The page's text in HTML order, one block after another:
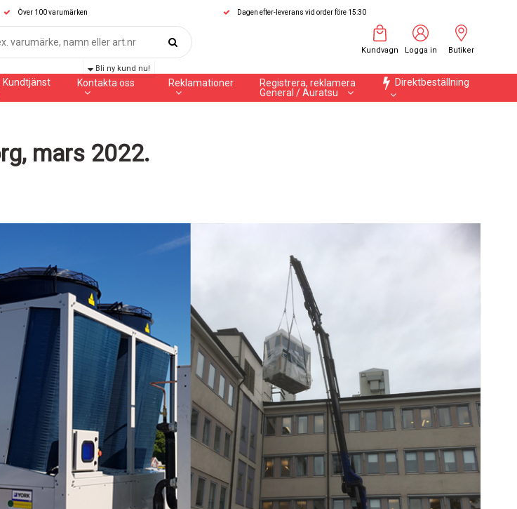
Över 100 varumärken Dagen efter-leverans vid order före 15:30
Kundvagn Logga in Butiker
Kundtjänst Kontakta oss
Bli ny kund nu!
Reklamationer
Registrera, reklamera
General / Auratsu
Direktbeställning
mars 2022.